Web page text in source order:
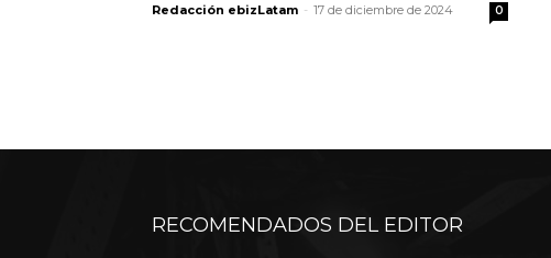
Redacción ebizLatam - 17 de diciembre de 2024 0
RECOMENDADOS DEL EDITOR